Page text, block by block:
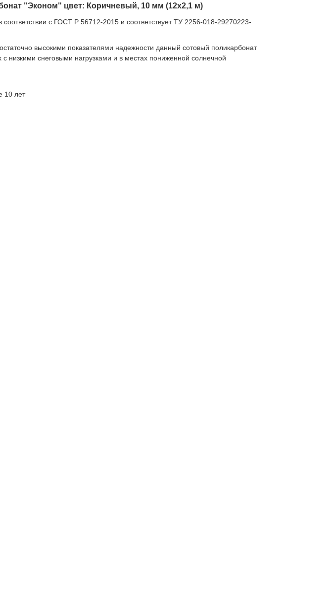
"Эконом" цвет: Коричневый, 10 мм (12x2,1 м)
соответствии с ГОСТ Р 56712-2015 и соответствует ТУ 2256-018-29270223-
высокими показателями надежности данный сотовый поликарбонат
низкими снеговыми нагрузками и в местах пониженной солнечной
10 лет